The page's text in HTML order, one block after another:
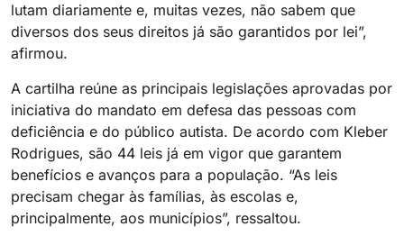
lutam diariamente e, muitas vezes, não sabem que
diversos dos seus direitos já são garantidos por lei”,
afirmou.
A cartilha reúne as principais legislações aprovadas por
iniciativa do mandato em defesa das pessoas com
deficiência e do público autista. De acordo com Kleber
Rodrigues, são 44 leis já em vigor que garantem
benefícios e avanços para a população. “As leis
precisam chegar às famílias, às escolas e,
principalmente, aos municípios”, ressaltou.